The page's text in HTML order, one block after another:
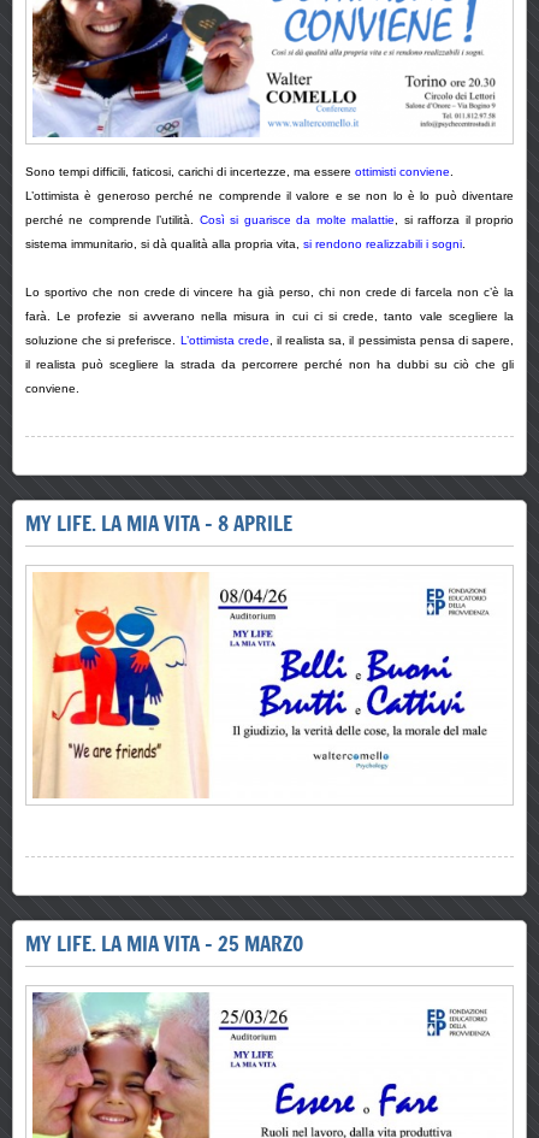
Sono tempi difficili, faticosi, carichi di incertezze, ma essere ottimisti conviene
L’ottimista è generoso perché ne comprende il valore e se non lo è lo può diventare
perché ne comprende l’utilità. Così si guarisce da molte malattie
, si rafforza il proprio
sistema immunitario, si dà qualità alla propria vita, si rendono realizzabili i sogni
Lo sportivo che non crede di vincere ha già perso, chi non crede di farcela non c’è la
farà. Le profezie si avverano nella misura in cui ci si crede, tanto vale scegliere la
soluzione che si preferisce. L’ottimista crede , il realista sa, il pessimista pensa di sapere,
il realista può scegliere la strada da percorrere perché non ha dubbi su ciò che gli
conviene.
MY LIFE. LA MIA VITA - 8 APRILE
MY LIFE. LA MIA VITA - 25 MARZO